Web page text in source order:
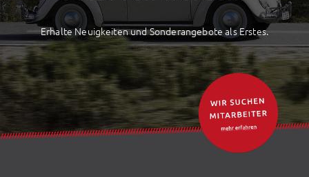
Erhalte Neuigkeiten und Sonderangebote als Erstes.